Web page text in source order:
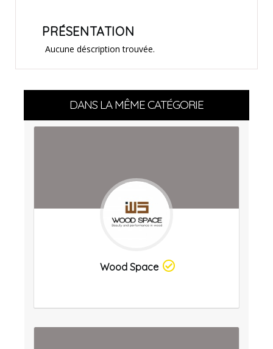
PRÉSENTATION
Aucune déscription trouvée.
DANS LA MÊME CATÉGORIE
Wood Space